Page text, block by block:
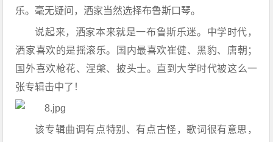
乐。毫无疑问，洒家当然选择布鲁斯口琴。
说起来，洒家本来就是一布鲁斯乐迷。中学时代，
洒家喜欢的是摇滚乐。国内最喜欢崔健、黑豹、唐朝；
国外喜欢枪花、涅槃、披头士。直到大学时代被这么一
张专辑击中了！
该专辑曲调有点特别、有点古怪，歌词很有意思，